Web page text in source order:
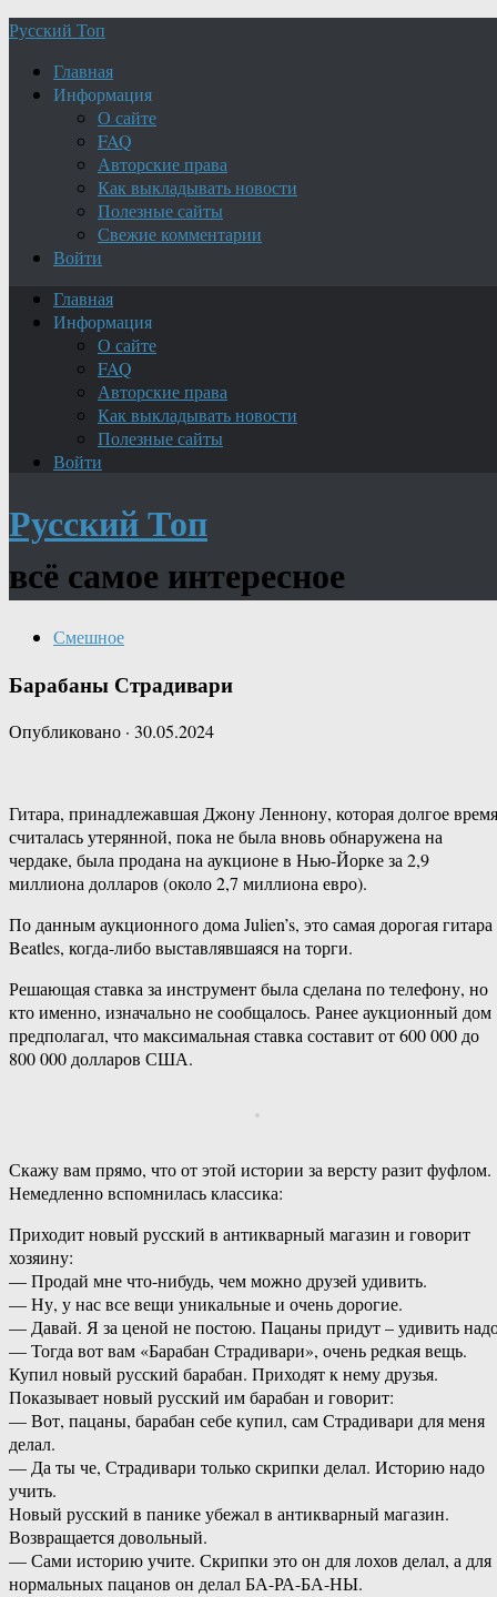
Русский Топ
Главная
Информация
О сайте
FAQ
Авторские права
Как выкладывать новости
Полезные сайты
Свежие комментарии
Войти
Главная
Информация
О сайте
FAQ
Авторские права
Как выкладывать новости
Полезные сайты
Войти
Русский Топ
всё самое интересное
Смешное
Барабаны Страдивари
Опубликовано · 30.05.2024
Гитара, принадлежавшая Джону Леннону, которая долгое время
считалась утерянной, пока не была вновь обнаружена на
чердаке, была продана на аукционе в Нью-Йорке за 2,9
миллиона долларов (около 2,7 миллиона евро).
По данным аукционного дома Julien’s, это самая дорогая гитара
Beatles, когда-либо выставлявшаяся на торги.
Решающая ставка за инструмент была сделана по телефону, но
кто именно, изначально не сообщалось. Ранее аукционный дом
предполагал, что максимальная ставка составит от 600 000 до
800 000 долларов США.
Скажу вам прямо, что от этой истории за версту разит фуфлом.
Немедленно вспомнилась классика:
Приходит новый русский в антикварный магазин и говорит
хозяину:
— Продай мне что-нибудь, чем можно друзей удивить.
— Ну, у нас все вещи уникальные и очень дорогие.
— Давай. Я за ценой не постою. Пацаны придут – удивить
— Тогда вот вам «Барабан Страдивари», очень редкая вещь.
Купил новый русский барабан. Приходят к нему друзья.
Показывает новый русский им барабан и говорит:
— Вот, пацаны, барабан себе купил, сам Страдивари для меня
делал.
— Да ты че, Страдивари только скрипки делал. Историю надо
учить.
Новый русский в панике убежал в антикварный магазин.
Возвращается довольный.
— Сами историю учите. Скрипки это он для лохов делал, а для
нормальных пацанов он делал БА-РА-БА-НЫ.